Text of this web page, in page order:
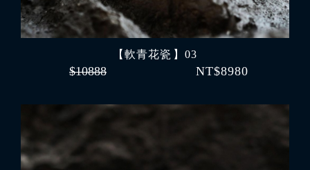
【軟青花瓷 】03
$10888 NT$8980